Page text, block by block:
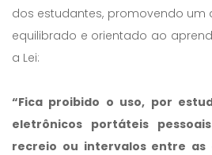
dos estudantes, promovendo um
equilibrado e orientado ao
a Lei:
“Fica proibido o uso, por
eletrônicos portáteis
recreio ou intervalos entre as